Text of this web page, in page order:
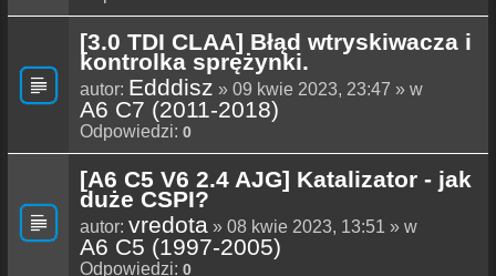
[3.0 TDI CLAA] Błąd wtryskiwacza i
kontrolka sprężynki.
autor: Edddisz » 09 kwie 2023, 23:47 » w
A6 C7 (2011-2018)
Odpowiedzi: 0
[A6 C5 V6 2.4 AJG] Katalizator - jak
duże CSPI?
autor: vredota » 08 kwie 2023, 13:51 » w
A6 C5 (1997-2005)
Odpowiedzi: 0